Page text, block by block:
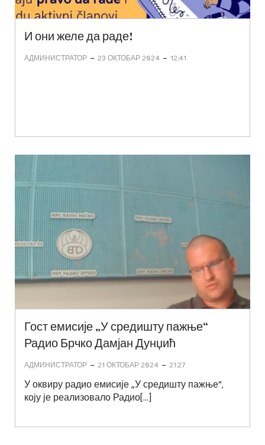
И они желе да раде!
АДМИНИСТРАТОР - 23 ОКТОБАР 2024 - 12:41
Гост емисије „У средишту пажње“
Радио Брчко Дамјан Дунџић
АДМИНИСТРАТОР - 21 ОКТОБАР 2024 - 21:27
У оквиру радио емисије „У средишту пажње“,
коју је реализовало Радио[…]